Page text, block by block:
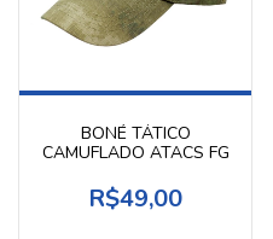
BONÉ TÁTICO
CAMUFLADO ATACS FG
R$49,00